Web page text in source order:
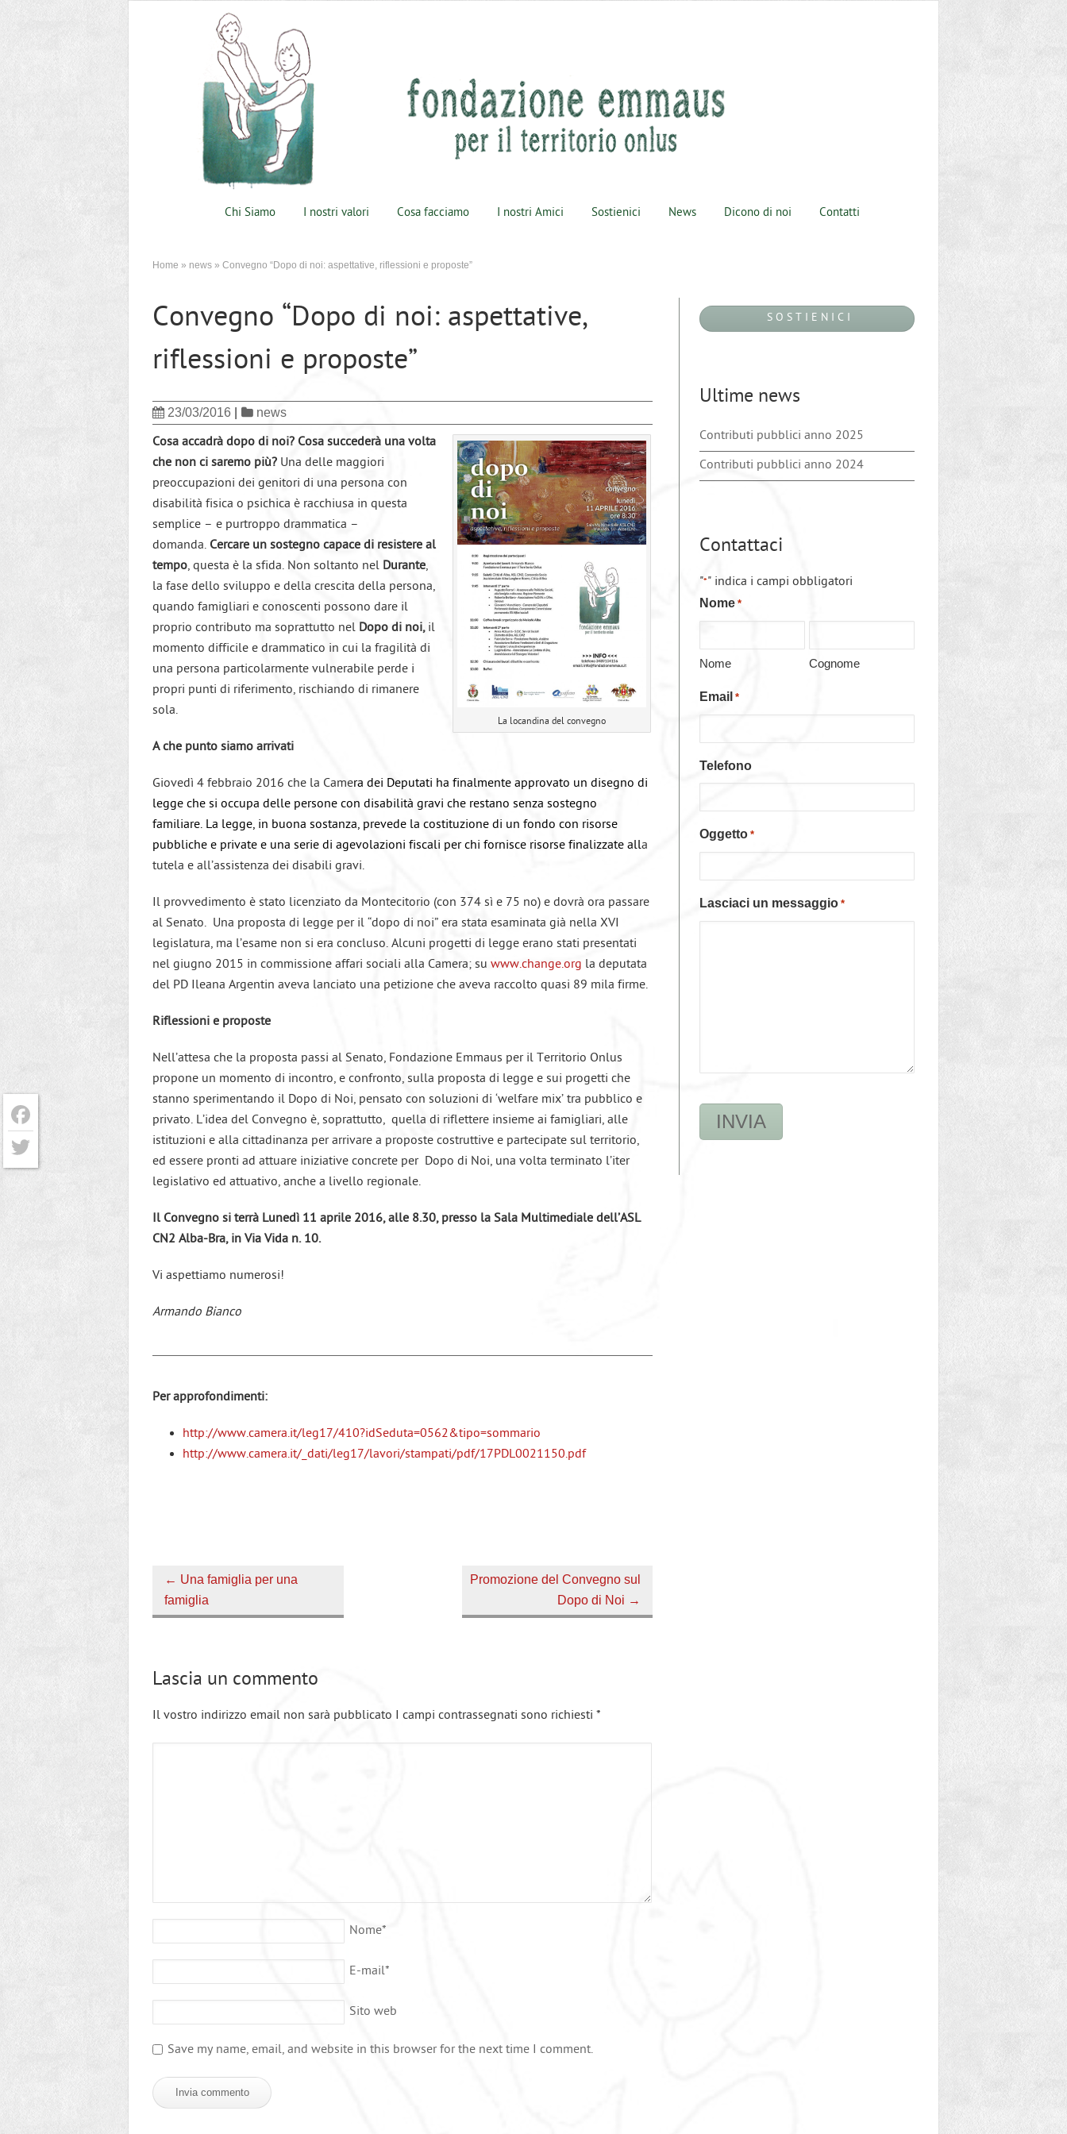
Chi Siamo I nostri valori Cosa facciamo I nostri Amici Sostienici News Dicono di noi Contatti
Home » news » Convegno “Dopo di noi: aspettative, riflessioni e proposte”
Convegno “Dopo di noi: aspettative,
riflessioni e proposte”
23/03/2016 news
La locandina del convegno
Cosa accadrà dopo di noi? Cosa succederà una volta
che non ci saremo più? Una delle maggiori
preoccupazioni dei genitori di una persona con
disabilità fisica o psichica è racchiusa in questa
semplice – e purtroppo drammatica –
domanda. Cercare un sostegno capace di resistere al
tempo, questa è la sfida. Non soltanto nel Durante,
la fase dello sviluppo e della crescita della persona,
quando famigliari e conoscenti possono dare il
proprio contributo ma soprattutto nel Dopo di noi,il
momento difficile e drammatico in cui la fragilità di
una persona particolarmente vulnerabile perde i
propri punti di riferimento, rischiando di rimanere
sola.
A che punto siamo arrivati
Giovedì 4 febbraio 2016 che la Camera dei Deputati ha finalmente approvato un disegno di
legge che si occupa delle persone con disabilità gravi che restano senza sostegno
familiare. La legge, in buona sostanza, prevede la costituzione di un fondo con risorse
pubbliche e private e una serie di agevolazioni fiscali per chi fornisce risorse finalizzate alla
tutela e all’assistenza dei disabili gravi.
Il provvedimento è stato licenziato da Montecitorio (con 374 sì e 75 no) e dovrà ora passare
al Senato. Una proposta di legge per il “dopo di noi” era stata esaminata già nella XVI
legislatura, ma l’esame non si era concluso. Alcuni progetti di legge erano stati presentati
nel giugno 2015 in commissione affari sociali alla Camera; su www.change.org la deputata
del PD Ileana Argentin aveva lanciato una petizione che aveva raccolto quasi 89 mila firme.
Riflessioni e proposte
Nell’attesa che la proposta passi al Senato, Fondazione Emmaus per il Territorio Onlus
propone un momento di incontro, e confronto, sulla proposta di legge e sui progetti che
stanno sperimentando il Dopo di Noi, pensato con soluzioni di ‘welfare mix’ tra pubblico e
privato. L’idea del Convegno è, soprattutto, quella di riflettere insieme ai famigliari, alle
istituzioni e alla cittadinanza per arrivare a proposte costruttive e partecipate sul territorio,
ed essere pronti ad attuare iniziative concrete per Dopo di Noi, una volta terminato l’iter
legislativo ed attuativo, anche a livello regionale.
Il Convegno si terrà Lunedì 11 aprile 2016, alle 8.30, presso la Sala Multimediale dell’ASL
CN2 Alba-Bra, in Via Vida n. 10.
Vi aspettiamo numerosi!
Armando Bianco
Per approfondimenti:
http://www.camera.it/leg17/410?idSeduta=0562&tipo=sommario
http://www.camera.it/_dati/leg17/lavori/stampati/pdf/17PDL0021150.pdf
← Una famiglia per una
famiglia
Promozione del Convegno sul
Dopo di Noi →
Lascia un commento
Il vostro indirizzo email non sarà pubblicato I campi contrassegnati sono richiesti *
Nome*
E-mail*
Sito web
Save my name, email, and website in this browser for the next time I comment.
S O S T I E N I C I
Ultime news
Contributi pubblici anno 2025
Contributi pubblici anno 2024
Contattaci
"*" indica i campi obbligatori
Nome *
Nome Cognome
Email *
Telefono
Oggetto *
Lasciaci un messaggio *
Facebook
Twitter